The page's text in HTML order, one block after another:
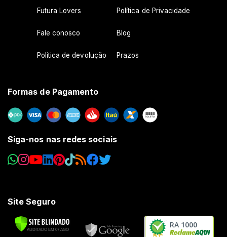
Futura Lovers Política de Privacidade
Fale conosco Blog
Política de devolução Prazos
Formas de Pagamento
Siga-nos nas redes sociais
Site Seguro
RA 1000